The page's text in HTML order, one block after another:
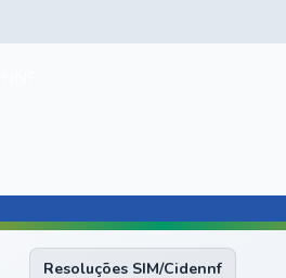
Resoluções SIM/Cidennf